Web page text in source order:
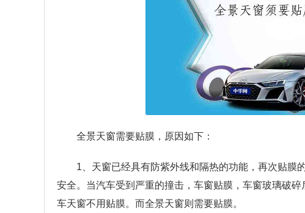
全景天窗需要贴膜，原因如下：
1、天窗已经具有防紫外线和隔热的功能，再次贴膜
安全。当汽车受到严重的撞击，车窗贴膜，车窗玻璃破
车天窗不用贴膜。而全景天窗则需要贴膜。